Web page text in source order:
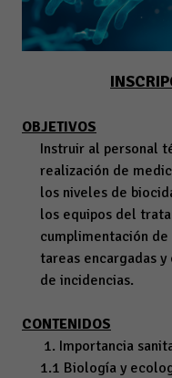
OBJETIVOS
Instruir al personal
realización de
los niveles de
los equipos del
cumplimentación
tareas encargadas
de incidencias.
CONTENIDOS
1. Importancia
1.1 Biología y